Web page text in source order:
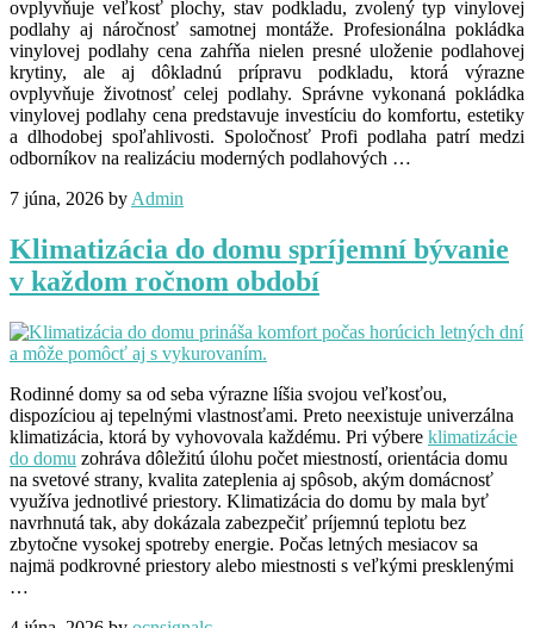
ovplyvňuje veľkosť plochy, stav podkladu, zvolený typ vinylovej
podlahy aj náročnosť samotnej montáže. Profesionálna pokládka
vinylovej podlahy cena zahŕňa nielen presné uloženie podlahovej
krytiny, ale aj dôkladnú prípravu podkladu, ktorá výrazne
ovplyvňuje životnosť celej podlahy. Správne vykonaná pokládka
vinylovej podlahy cena predstavuje investíciu do komfortu, estetiky
a dlhodobej spoľahlivosti. Spoločnosť Profi podlaha patrí medzi
odborníkov na realizáciu moderných podlahových …
7 júna, 2026 by Admin
Klimatizácia do domu spríjemní bývanie
v každom ročnom období
Rodinné domy sa od seba výrazne líšia svojou veľkosťou,
dispozíciou aj tepelnými vlastnosťami. Preto neexistuje univerzálna
klimatizácia, ktorá by vyhovovala každému. Pri výbere klimatizácie
do domu zohráva dôležitú úlohu počet miestností, orientácia domu
na svetové strany, kvalita zateplenia aj spôsob, akým domácnosť
využíva jednotlivé priestory. Klimatizácia do domu by mala byť
navrhnutá tak, aby dokázala zabezpečiť príjemnú teplotu bez
zbytočne vysokej spotreby energie. Počas letných mesiacov sa
najmä podkrovné priestory alebo miestnosti s veľkými presklenými
…